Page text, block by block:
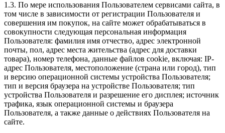
1.3. По мере использования Пользователем сервисами сайта, в
том числе в зависимости от регистрации Пользователя и
совершения им покупок, на сайте может обрабатываться в
совокупности следующая персональная информация
Пользователя: фамилия имя отчество, адрес электронной
почты, пол, адрес места жительства (адрес для доставки
товара), номер телефона, данные файлов cookie, включая: IP-
адрес Пользователя, местоположение (страна или город), тип
и версию операционной системы устройства Пользователя;
тип и версия браузера на устройстве Пользователя; тип
устройства Пользователя и разрешение его дисплея; источник
трафика, язык операционной системы и браузера
Пользователя, а также данные о действиях Пользователя на
сайте.